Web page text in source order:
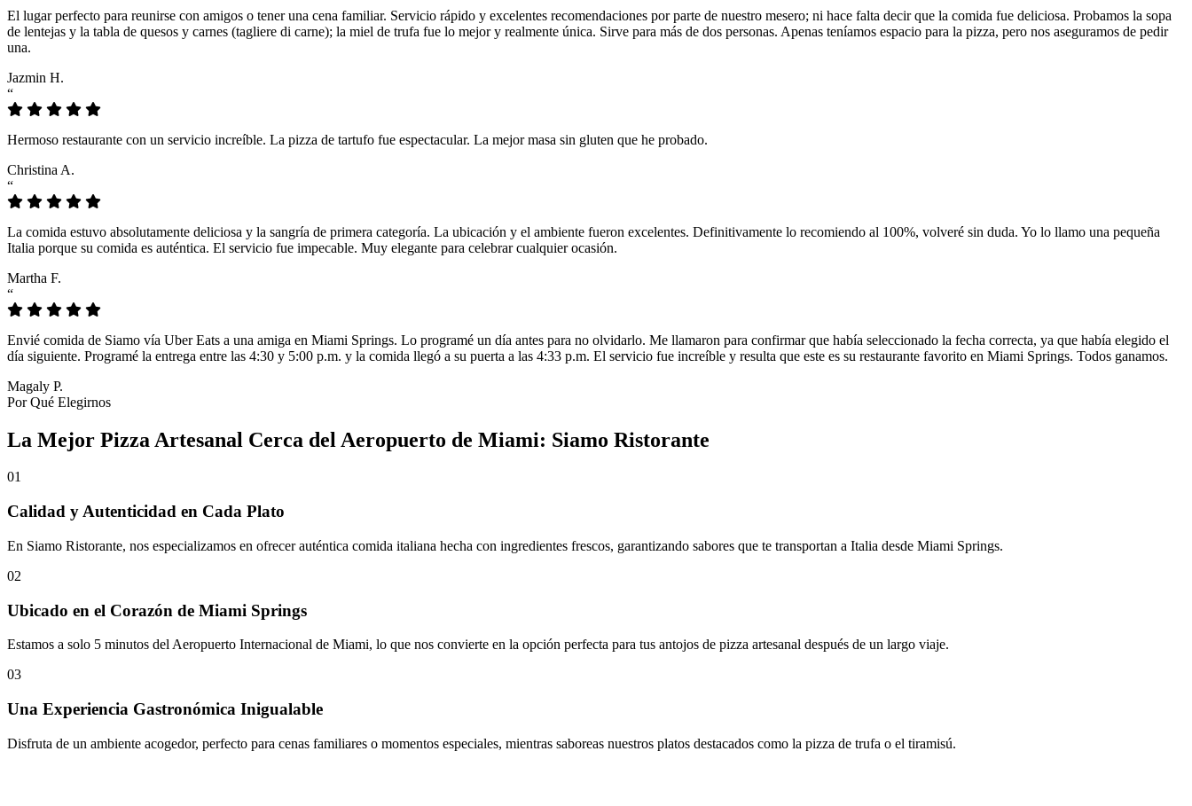
El lugar perfecto para reunirse con amigos o tener una cena familiar. Servicio rápido y excelentes recomendaciones por parte de nuestro mesero; ni hace falta decir que la comida fue deliciosa. Probamos la sopa
de lentejas y la tabla de quesos y carnes (tagliere di carne); la miel de trufa fue lo mejor y realmente única. Sirve para más de dos personas. Apenas teníamos espacio para la pizza, pero nos aseguramos de pedir
una.
Jazmin H.
“
Hermoso restaurante con un servicio increíble. La pizza de tartufo fue espectacular. La mejor masa sin gluten que he probado.
Christina A.
“
La comida estuvo absolutamente deliciosa y la sangría de primera categoría. La ubicación y el ambiente fueron excelentes. Definitivamente lo recomiendo al 100%, volveré sin duda. Yo lo llamo una pequeña
Italia porque su comida es auténtica. El servicio fue impecable. Muy elegante para celebrar cualquier ocasión.
Martha F.
“
Envié comida de Siamo vía Uber Eats a una amiga en Miami Springs. Lo programé un día antes para no olvidarlo. Me llamaron para confirmar que había seleccionado la fecha correcta, ya que había elegido el
día siguiente. Programé la entrega entre las 4:30 y 5:00 p.m. y la comida llegó a su puerta a las 4:33 p.m. El servicio fue increíble y resulta que este es su restaurante favorito en Miami Springs. Todos ganamos.
Magaly P.
Por Qué Elegirnos
La Mejor Pizza Artesanal Cerca del Aeropuerto de Miami: Siamo Ristorante
01
Calidad y Autenticidad en Cada Plato
En Siamo Ristorante, nos especializamos en ofrecer auténtica comida italiana hecha con ingredientes frescos, garantizando sabores que te transportan a Italia desde Miami Springs.
02
Ubicado en el Corazón de Miami Springs
Estamos a solo 5 minutos del Aeropuerto Internacional de Miami, lo que nos convierte en la opción perfecta para tus antojos de pizza artesanal después de un largo viaje.
03
Una Experiencia Gastronómica Inigualable
Disfruta de un ambiente acogedor, perfecto para cenas familiares o momentos especiales, mientras saboreas nuestros platos destacados como la pizza de trufa o el tiramisú.